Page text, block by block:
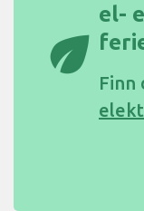
eco
el-
Finn